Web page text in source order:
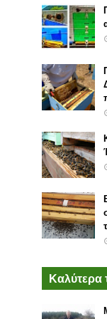
Καλύτερα